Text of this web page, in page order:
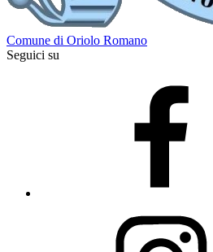
Comune di Oriolo Romano
Seguici su